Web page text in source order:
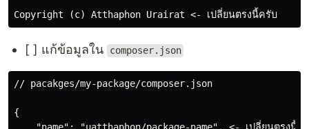
[ ] แก้ข้อมูลใน composer.json
// pacakges/my-package/composer.json
{